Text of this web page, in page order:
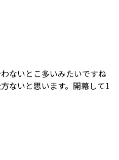
ないとこ多いみたいですね
ないと思います。開幕して1